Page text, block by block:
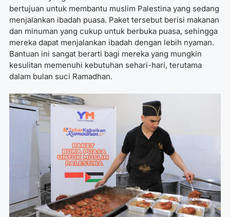
bertujuan untuk membantu muslim Palestina yang sedang
menjalankan ibadah puasa. Paket tersebut berisi makanan
dan minuman yang cukup untuk berbuka puasa, sehingga
mereka dapat menjalankan ibadah dengan lebih nyaman.
Bantuan ini sangat berarti bagi mereka yang mungkin
kesulitan memenuhi kebutuhan sehari-hari, terutama
dalam bulan suci Ramadhan.